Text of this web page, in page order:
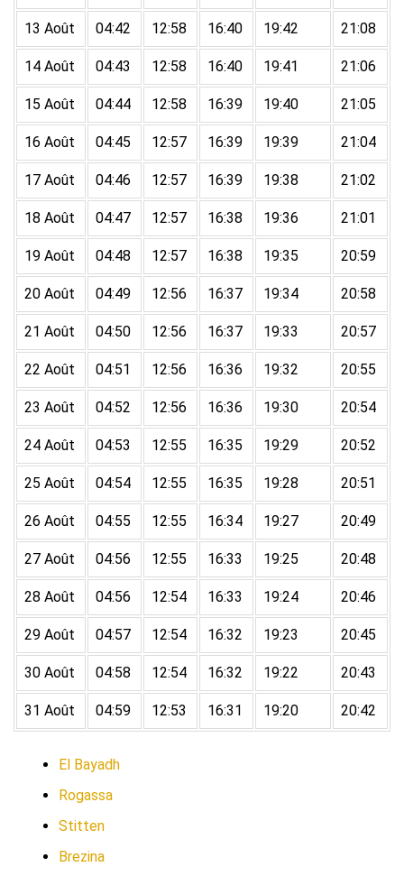
13 Août 04:42 12:58 16:40 19:42 21:08
14 Août 04:43 12:58 16:40 19:41 21:06
15 Août 04:44 12:58 16:39 19:40 21:05
16 Août 04:45 12:57 16:39 19:39 21:04
17 Août 04:46 12:57 16:39 19:38 21:02
18 Août 04:47 12:57 16:38 19:36 21:01
19 Août 04:48 12:57 16:38 19:35 20:59
20 Août 04:49 12:56 16:37 19:34 20:58
21 Août 04:50 12:56 16:37 19:33 20:57
22 Août 04:51 12:56 16:36 19:32 20:55
23 Août 04:52 12:56 16:36 19:30 20:54
24 Août 04:53 12:55 16:35 19:29 20:52
25 Août 04:54 12:55 16:35 19:28 20:51
26 Août 04:55 12:55 16:34 19:27 20:49
27 Août 04:56 12:55 16:33 19:25 20:48
28 Août 04:56 12:54 16:33 19:24 20:46
29 Août 04:57 12:54 16:32 19:23 20:45
30 Août 04:58 12:54 16:32 19:22 20:43
31 Août 04:59 12:53 16:31 19:20 20:42
El Bayadh
Rogassa
Stitten
Brezina